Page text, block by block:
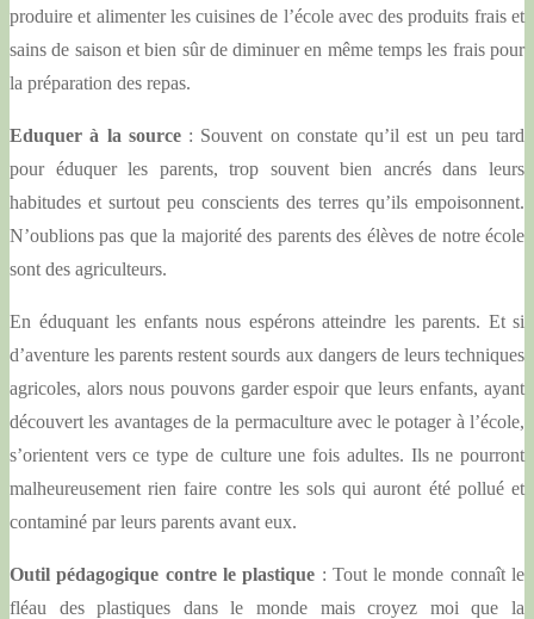
produire et alimenter les cuisines de l’école avec des produits frais et
sains de saison et bien sûr de diminuer en même temps les frais pour
la préparation des repas.
Eduquer à la source: Souvent on constate qu’il est un peu tard
pour éduquer les parents, trop souvent bien ancrés dans leurs
habitudes et surtout peu conscients des terres qu’ils empoisonnent.
N’oublions pas que la majorité des parents des élèves de notre école
sont des agriculteurs.
En éduquant les enfants nous espérons atteindre les parents. Et si
d’aventure les parents restent sourds aux dangers de leurs techniques
agricoles, alors nous pouvons garder espoir que leurs enfants, ayant
découvert les avantages de la permaculture avec le potager à l’école,
s’orientent vers ce type de culture une fois adultes. Ils ne pourront
malheureusement rien faire contre les sols qui auront été pollué et
contaminé par leurs parents avant eux.
Outil pédagogique contre le plastique : Tout le monde connaît le
fléau des plastiques dans le monde mais croyez moi que la